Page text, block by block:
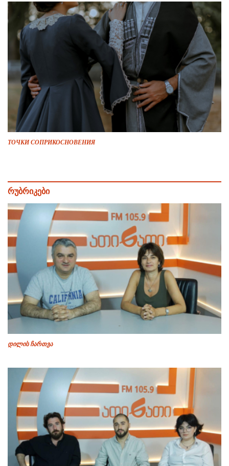
ТОЧКИ СОПРИКОСНОВЕНИЯ
რუბრიკები
დილის ჩართვა